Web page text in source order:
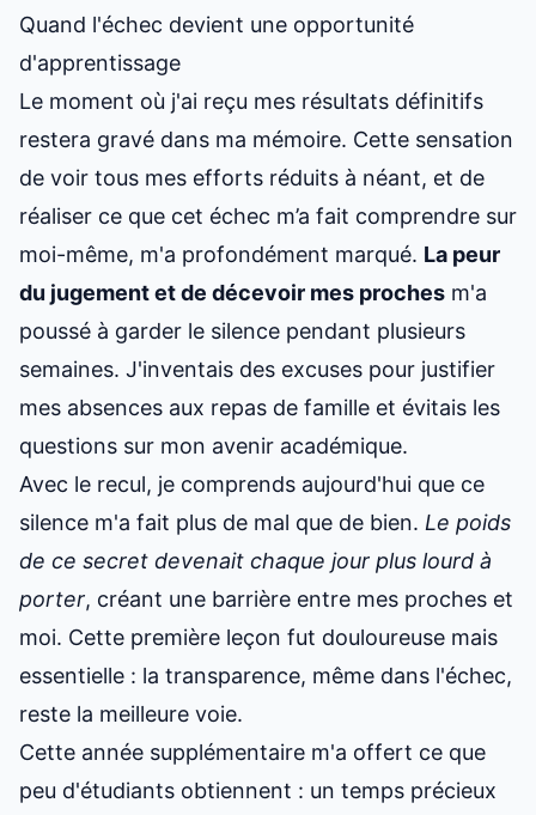
Quand l'échec devient une opportunité
d'apprentissage
Le moment où j'ai reçu mes résultats définitifs
restera gravé dans ma mémoire. Cette sensation
de voir tous mes efforts réduits à néant, et de
réaliser ce que cet échec m’a fait comprendre sur
moi-même, m'a profondément marqué. La peur
du jugement et de décevoir mes proches m'a
poussé à garder le silence pendant plusieurs
semaines. J'inventais des excuses pour justifier
mes absences aux repas de famille et évitais les
questions sur mon avenir académique.
Avec le recul, je comprends aujourd'hui que ce
silence m'a fait plus de mal que de bien. Le poids
de ce secret devenait chaque jour plus lourd à
porter, créant une barrière entre mes proches et
moi. Cette première leçon fut douloureuse mais
essentielle : la transparence, même dans l'échec,
reste la meilleure voie.
Cette année supplémentaire m'a offert ce que
peu d'étudiants obtiennent : un temps précieux